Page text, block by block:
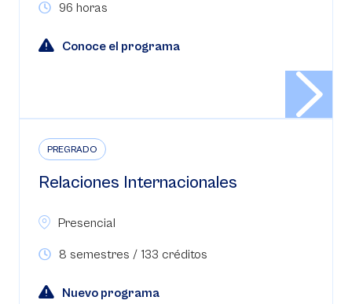
96 horas
Conoce el programa
PREGRADO
Relaciones Internacionales
Presencial
8 semestres / 133 créditos
Nuevo programa